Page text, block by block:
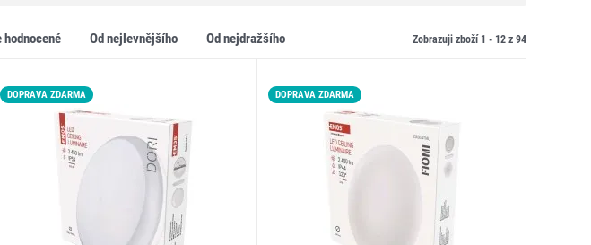
hodnocené od nejlevnějšího od nejdražšího Zobrazuji zboží 1 - 12 z 94
DOPRAVA ZDARMA DOPRAVA ZDARMA